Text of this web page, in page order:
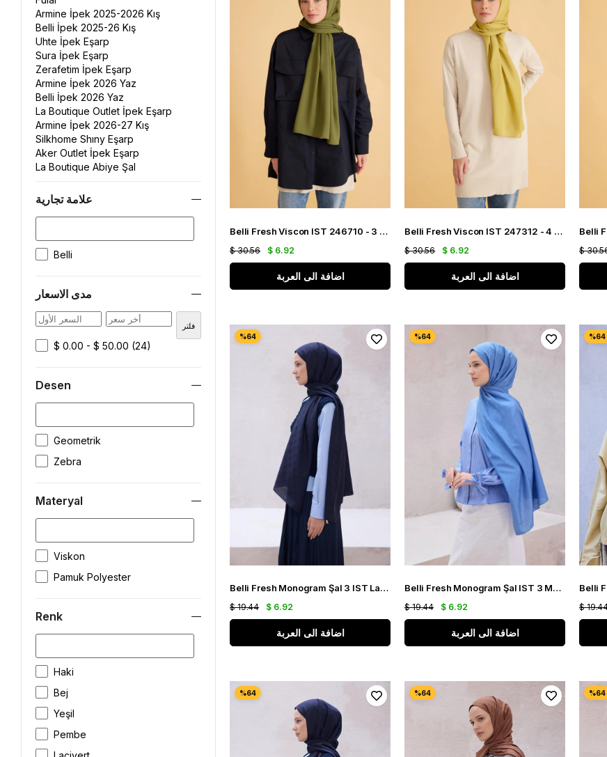
Armine İpek 2025-2026 Kış
Belli İpek 2025-26 Kış
Uhte İpek Eşarp
Sura İpek Eşarp
Zerafetim İpek Eşarp
Armine İpek 2026 Yaz
Belli İpek 2026 Yaz
La Boutique Outlet İpek Eşarp
Armine İpek 2026-27 Kış
Silkhome Shıny Eşarp
Aker Outlet İpek Eşarp
La Boutique Abiye Şal
Aker Ekose Şal
Vissona Defolu İpek Eşarp
Kaşmir Omuz Şalı
Silkhome Soft Şal
Belli Kristal Eşarp
Aker Defolu İpek Eşarp
Pierre Cardin Outlet İpek Eşarp
La Boutıque Defolu İpek Eşarp
Armine Düz Renk İpek Eşarp
Vissona İpek Eşarp
Lawilia İpek Eşarp
Armine Trend Şal
Silkhome İpek Eşarp
علامة تجارية
Belli
مدى الاسعار
فلتر
$ 0.00 - $ 50.00 (24)
Desen
Geometrik
Zebra
Materyal
Viskon
Pamuk Polyester
Renk
Haki
Bej
Yeşil
Pembe
Belli Fresh Viscon IST 246710 - 3 Haki Yeşil Düz Renk Şal
$ 6.92
$ 30.56
اضافة الى العربة
Belli Fresh Viscon IST 247312 - 4 Yağ Yeşili Düz Renk Şal
$ 6.92
$ 30.56
اضافة الى العربة
$
Belli Fresh Monogram Şal 3 IST Lacivert 100
$ 6.92
$ 19.44
اضافة الى العربة
Belli Fresh Monogram Şal IST 3 Mavi 113
$ 6.92
$ 19.44
اضافة الى العربة
$